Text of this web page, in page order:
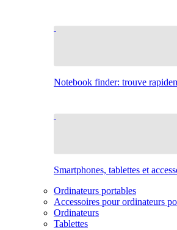
Notebook finder: trouve
Smartphones, tablettes et
Ordinateurs portables
Accessoires pour ordinateurs
Ordinateurs
Tablettes